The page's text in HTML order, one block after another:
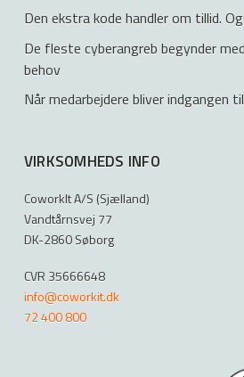
Den ekstra kode handler om tillid.
De fleste cyberangreb begynder
behov
Når medarbejdere bliver indgangen
VIRKSOMHEDS INFO
CoworkIt A/S (Sjælland)
Vandtårnsvej 77
DK-2860 Søborg
CVR 35666648
info@coworkit.dk
72 400 800